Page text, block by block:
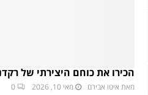
הכירו את כוחם היצירתי של
מאת איטו אבירם מאי 10, 2026 0